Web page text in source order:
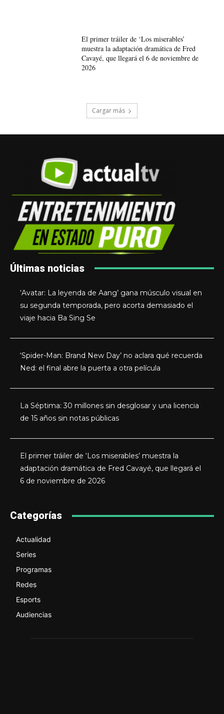
El primer tráiler de ‘Los miserables’
muestra la adaptación dramática de Fred
Cavayé, que llegará el 6 de noviembre de
2026
Cargar más
Últimas noticias
‘Avatar: La leyenda de Aang’ gana músculo visual en
su segunda temporada, pero acorta demasiado el
viaje hacia Ba Sing Se
‘Spider-Man: Brand New Day’ no aclara qué recuerda
Ned: el final abre la puerta a otra película
La Séptima: 30 millones sin desglosar y una licencia
de 15 años sin notas públicas
El primer tráiler de ‘Los miserables’ muestra la
adaptación dramática de Fred Cavayé, que llegará el
6 de noviembre de 2026
Categorías
Actualidad
Series
Programas
Redes
Esports
Audiencias